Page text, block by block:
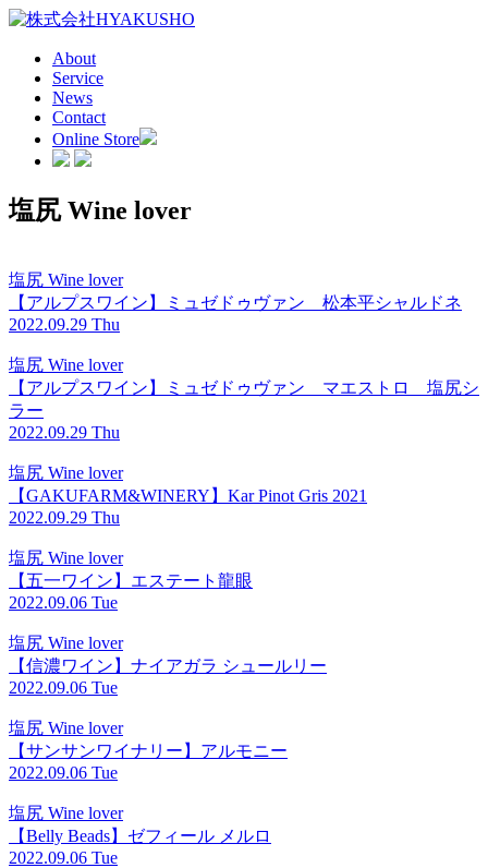
About
Service
News
Contact
Online Store
塩尻 Wine lover
塩尻 Wine lover
【アルプスワイン】ミュゼドゥヴァン 松本平シャルドネ
2022.09.29 Thu
塩尻 Wine lover
【アルプスワイン】ミュゼドゥヴァン マエストロ 塩尻シ
ラー
2022.09.29 Thu
塩尻 Wine lover
【GAKUFARM&WINERY】Kar Pinot Gris 2021
2022.09.29 Thu
塩尻 Wine lover
【五一ワイン】エステート龍眼
2022.09.06 Tue
塩尻 Wine lover
【信濃ワイン】ナイアガラ シュールリー
2022.09.06 Tue
塩尻 Wine lover
【サンサンワイナリー】アルモニー
2022.09.06 Tue
塩尻 Wine lover
【Belly Beads】ゼフィール メルロ
2022.09.06 Tue